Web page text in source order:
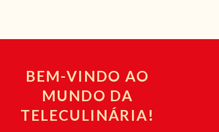
BEM-VINDO AO
MUNDO DA
TELECULINÁRIA!